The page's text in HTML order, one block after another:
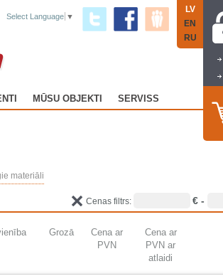
LV
EN
RU
MŪSU OBJEKTI SERVISS
Select Language ▼
materiāli
Cenas filtrs: € -
Grozā
Cena ar
PVN
Cena ar
PVN ar
atlaidi